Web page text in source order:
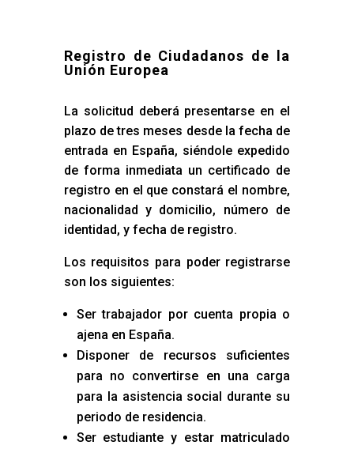
Registro de Ciudadanos de la
Unión Europea
La solicitud deberá presentarse en el
plazo de tres meses desde la fecha de
entrada en España, siéndole expedido
de forma inmediata un certificado de
registro en el que constará el nombre,
nacionalidad y domicilio, número de
identidad, y fecha de registro.
Los requisitos para poder registrarse
son los siguientes:
Ser trabajador por cuenta propia o
ajena en España.
Disponer de recursos suficientes
para no convertirse en una carga
para la asistencia social durante su
periodo de residencia.
Ser estudiante y estar matriculado